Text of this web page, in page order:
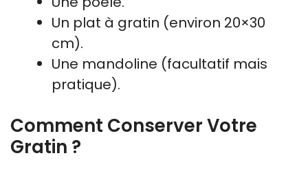
Un plat à gratin (environ 20×30
cm).
Une mandoline (facultatif mais
pratique).
Comment Conserver Votre
Gratin ?